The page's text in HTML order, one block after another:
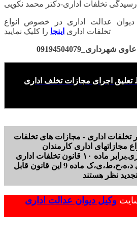
رسیدگی تخلفات اداری-دکتر محمد نکویی
دیوان عدالت اداری در خصوص انواع
تخلفات اداری اینجا را کلیک نمایید
شهرداری_09194504079
تعلیق اجرای مجازات تخلف اداری
تخلفات اداری - مجازات های تخلفات
مجازاتهای اداری کارمندان
مصادیق مجازات های اداری,برابر ماده ۱۰ قانون تخلفات اداری
فقط مجازات های بندهای د،ه،ح،ط،ی،ک ماده 9 این قانون قابل
وکیل دیوان عدالت اداری